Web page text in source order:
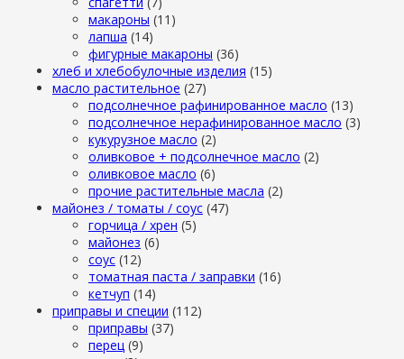
макароны (11)
лапша (14)
фигурные макароны (36)
хлеб и хлебобулочные изделия (15)
масло растительное (27)
подсолнечное рафинированное масло (13)
подсолнечное нерафинированное масло (3)
кукурузное масло (2)
оливковое + подсолнечное масло (2)
оливковое масло (6)
прочие растительные масла (2)
майонез / томаты / соус (47)
горчица / хрен (5)
майонез (6)
соус (12)
томатная паста / заправки (16)
кетчуп (14)
приправы и специи (112)
приправы (37)
перец (9)